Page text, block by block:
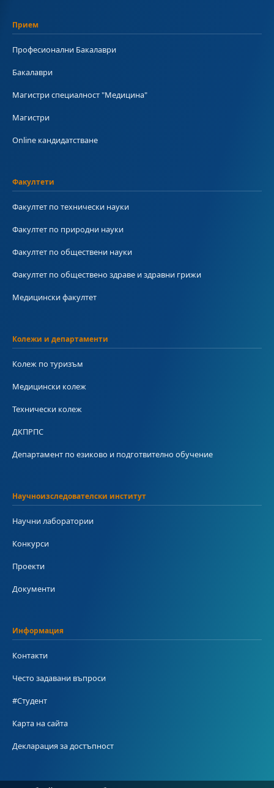
Прием
Професионални Бакалаври
Бакалаври
Магистри специалност "Медицина"
Магистри
Online кандидатстване
Факултети
Факултет по технически науки
Факултет по природни науки
Факултет по обществени науки
Факултет по обществено здраве и здравни грижи
Медицински факултет
Колежи и департаменти
Колеж по туризъм
Медицински колеж
Технически колеж
ДКПРПС
Департамент по езиково и подготвително обучение
Научноизследователски институт
Научни лаборатории
Конкурси
Проекти
Документи
Информация
Контакти
Често задавани въпроси
#Студент
Карта на сайта
Декларация за достъпност